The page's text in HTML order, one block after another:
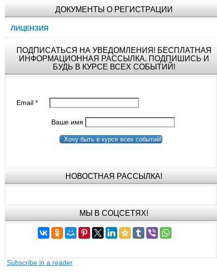
ДОКУМЕНТЫ О РЕГИСТРАЦИИ
ЛИЦЕНЗИЯ
ПОДПИСАТЬСЯ НА УВЕДОМЛЕНИЯ! БЕСПЛАТНАЯ
ИНФОРМАЦИОННАЯ РАССЫЛКА. ПОДПИШИСЬ И
БУДЬ В КУРСЕ ВСЕХ СОБЫТИЙ!
Email*
Ваше имя
Хочу быть в курсе всех событий!
НОВОСТНАЯ РАССЫЛКА!
МЫ В СОЦСЕТЯХ!
Subscribe in a reader